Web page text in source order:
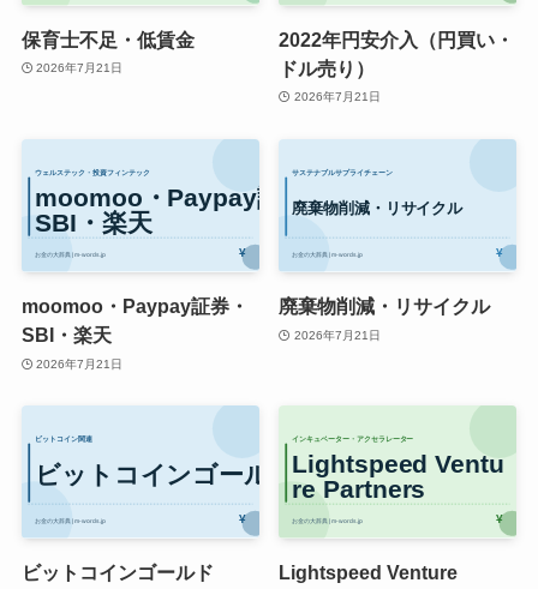
保育士不足・低賃金
2026年7月21日
2022年円安介入（円買い・
ドル売り）
2026年7月21日
moomoo・Paypay証券・
SBI・楽天
2026年7月21日
廃棄物削減・リサイクル
2026年7月21日
ビットコインゴールド
Lightspeed Venture